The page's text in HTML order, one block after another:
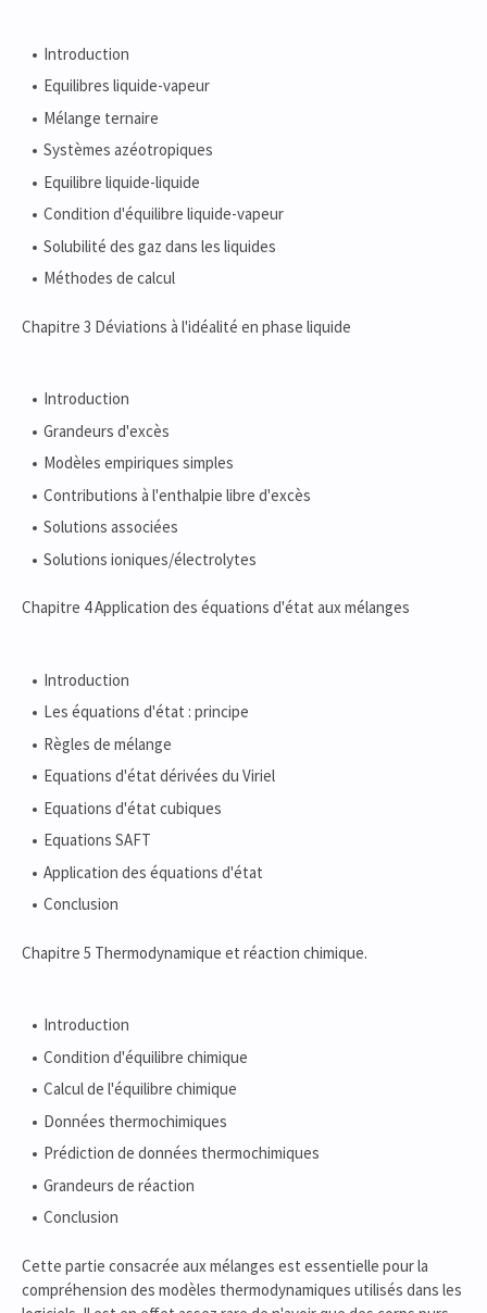
Introduction
Equilibres liquide-vapeur
Mélange ternaire
Systèmes azéotropiques
Equilibre liquide-liquide
Condition d'équilibre liquide-vapeur
Solubilité des gaz dans les liquides
Méthodes de calcul
Chapitre 3 Déviations à l'idéalité en phase liquide
Introduction
Grandeurs d'excès
Modèles empiriques simples
Contributions à l'enthalpie libre d'excès
Solutions associées
Solutions ioniques/électrolytes
Chapitre 4 Application des équations d'état aux mélanges
Introduction
Les équations d'état : principe
Règles de mélange
Equations d'état dérivées du Viriel
Equations d'état cubiques
Equations SAFT
Application des équations d'état
Conclusion
Chapitre 5 Thermodynamique et réaction chimique.
Introduction
Condition d'équilibre chimique
Calcul de l'équilibre chimique
Données thermochimiques
Prédiction de données thermochimiques
Grandeurs de réaction
Conclusion
Cette partie consacrée aux mélanges est essentielle pour la
compréhension des modèles thermodynamiques utilisés dans les